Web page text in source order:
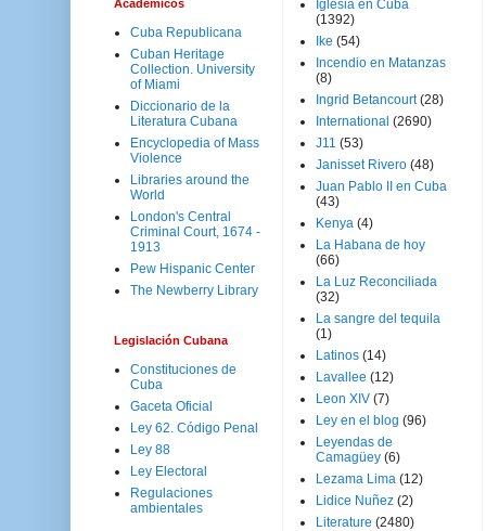
Académicos
Cuba Republicana
Cuban Heritage
Collection. University
of Miami
Diccionario de la
Literatura Cubana
Encyclopedia of Mass
Violence
Libraries around the
World
London's Central
Criminal Court, 1674 -
1913
Pew Hispanic Center
The Newberry Library
Legislación Cubana
Constituciones de
Cuba
Gaceta Oficial
Ley 62. Código Penal
Ley 88
Ley Electoral
Regulaciones
ambientales
Iglesia en Cuba
(1392)
Ike (54)
Incendio en Matanzas
(8)
Ingrid Betancourt (28)
International (2690)
J11 (53)
Janisset Rivero (48)
Juan Pablo II en Cuba
(43)
Kenya (4)
La Habana de hoy
(66)
La Luz Reconciliada
(32)
La sangre del tequila
(1)
Latinos (14)
Lavallee (12)
Leon XIV (7)
Ley en el blog (96)
Leyendas de
Camagüey (6)
Lezama Lima (12)
Lidice Nuñez (2)
Literature (2480)